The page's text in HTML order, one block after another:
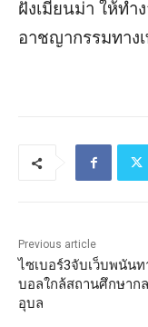
ฝั่งเมียนม่า ให้ทำ
อาชญากรรมทาง
Previous article
ไซเบอร์3จับเว็บพนันท
บอลใกล้สถานศึกษากล
อุบล